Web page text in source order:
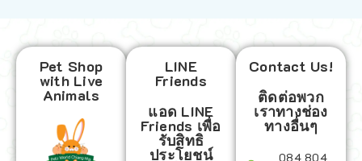
Pet Shop
with Live
Animals
LINE
Friends
แอด LINE
Friends เพื่อ
รับสิทธิ
ประโยชน์
Contact Us!
ติดต่อพวก
เราทางช่อง
ทางอื่นๆ
084 804